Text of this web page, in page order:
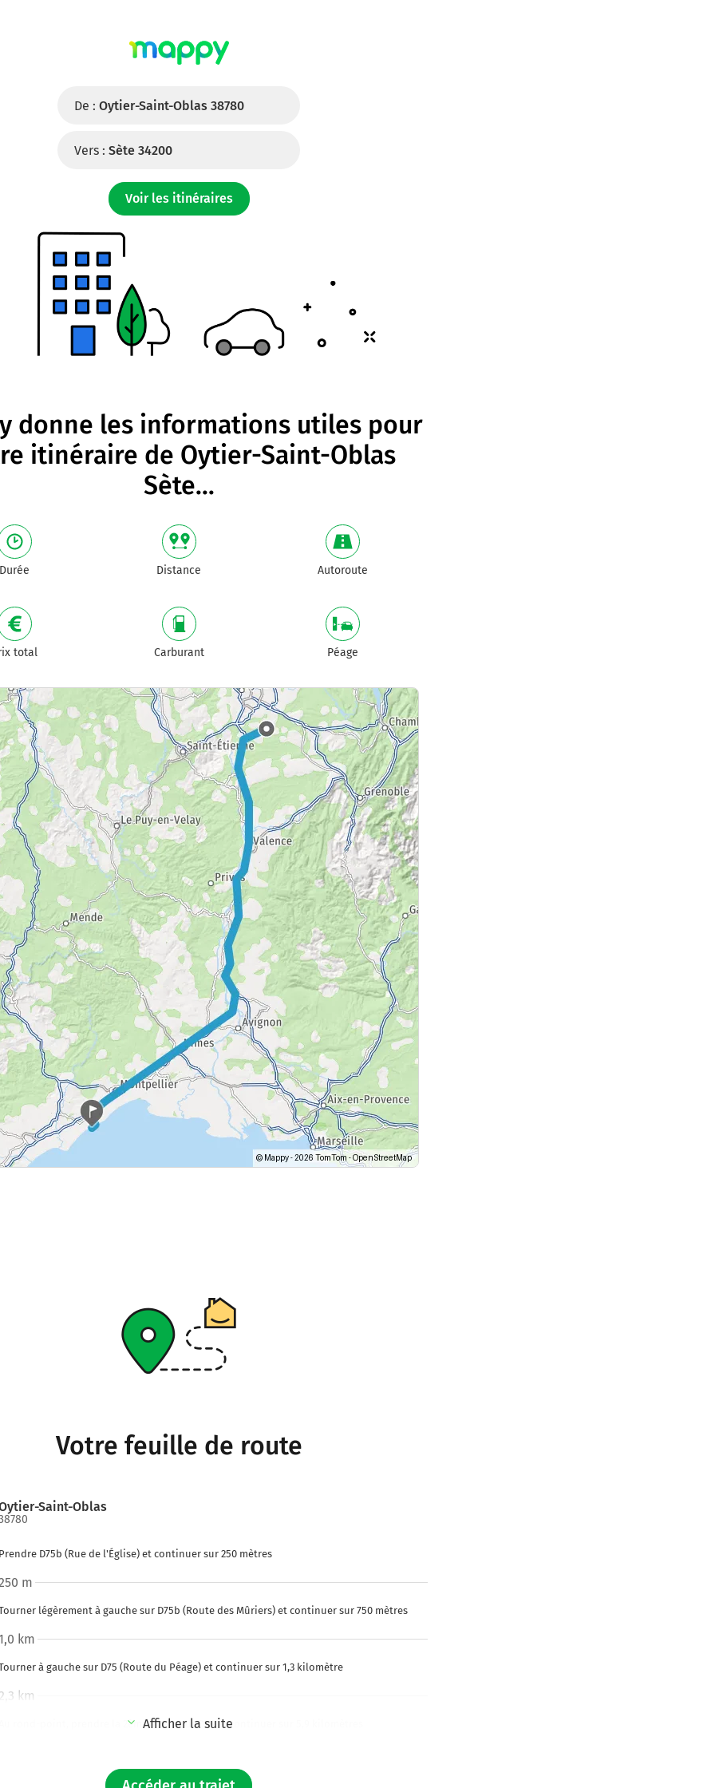
De : Oytier-Saint-Oblas 38780
Vers : Sète 34200
Voir les itinéraires
donne les informations utiles pour
itinéraire de Oytier-Saint-Oblas
Sète...
Durée Distance Autoroute
total Carburant Péage
Votre feuille de route
Saint-Oblas
D75b (Rue de l'Église) et continuer sur 250 mètres
légèrement à gauche sur D75b (Route des Mûriers) et continuer sur 750 mètres
m
à gauche sur D75 (Route du Péage) et continuer sur 1,3 kilomètre
km
rond-point, prendre la 2ème sortie sur D75 et continuer sur 5,9 kilomètres
km
à droite sur D75 (Route de Cancanne) et continuer sur 2,3 kilomètres
Afficher la suite